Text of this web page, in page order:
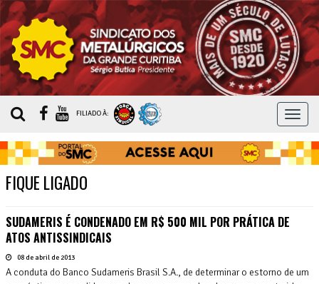
MENU
FILIADO À:
FIQUE LIGADO
SUDAMERIS É CONDENADO EM R$ 500 MIL POR PRÁTICA DE
ATOS ANTISSINDICAIS
08 de abril de 2013
A conduta do Banco Sudameris Brasil S.A., de determinar o estorno de um